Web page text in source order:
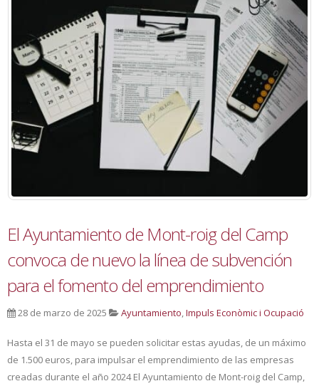
El Ayuntamiento de Mont-roig del Camp
convoca de nuevo la línea de subvención
para el fomento del emprendimiento
28 de marzo de 2025 Ayuntamiento,Impuls Econòmic i Ocupació
Hasta el 31 de mayo se pueden solicitar estas ayudas, de un máximo
de 1.500 euros, para impulsar el emprendimiento de las empresas
creadas durante el año 2024 El Ayuntamiento de Mont-roig del Camp,